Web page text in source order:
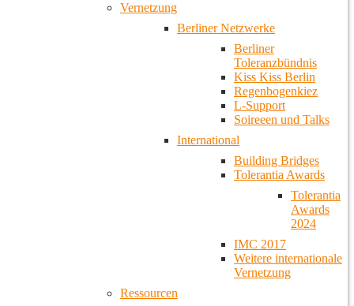
Vernetzung
Berliner Netzwerke
Berliner
Toleranzbündnis
Kiss Kiss Berlin
Regenbogenkiez
L-Support
Soireeen und Talks
International
Building Bridges
Tolerantia Awards
Tolerantia
Awards
2024
IMC 2017
Weitere internationale
Vernetzung
Ressourcen